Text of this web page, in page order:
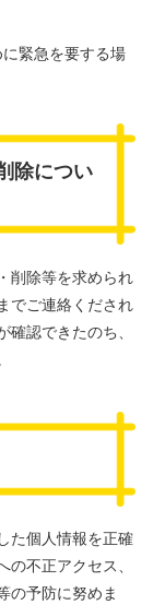
緊急を要する場
除につい
削除等を求められ
でご連絡くだされ
認できたのち、
た個人情報を正確
不正アクセス、
の予防に努めま